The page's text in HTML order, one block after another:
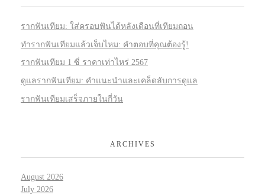
รากฟันเทียม: ใส่ครอบฟันได้หลังเดือนที่เทียมถอน
ทำรากฟันเทียมแล้วเจ็บไหม: คำตอบที่คุณต้องรู้!
รากฟันเทียม 1 ซี่ ราคาเท่าไหร่ 2567
ดูแลรากฟันเทียม: คำแนะนำและเคล็ดลับการดูแล
รากฟันเทียมเสร็จภายในกี่วัน
ARCHIVES
August 2026
July 2026